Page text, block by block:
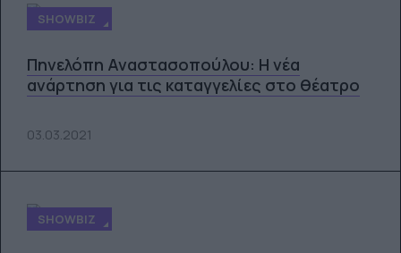
SHOWBIZ
Πηνελόπη Αναστασοπούλου: Η νέα
ανάρτηση για τις καταγγελίες στο θέατρο
03.03.2021
SHOWBIZ